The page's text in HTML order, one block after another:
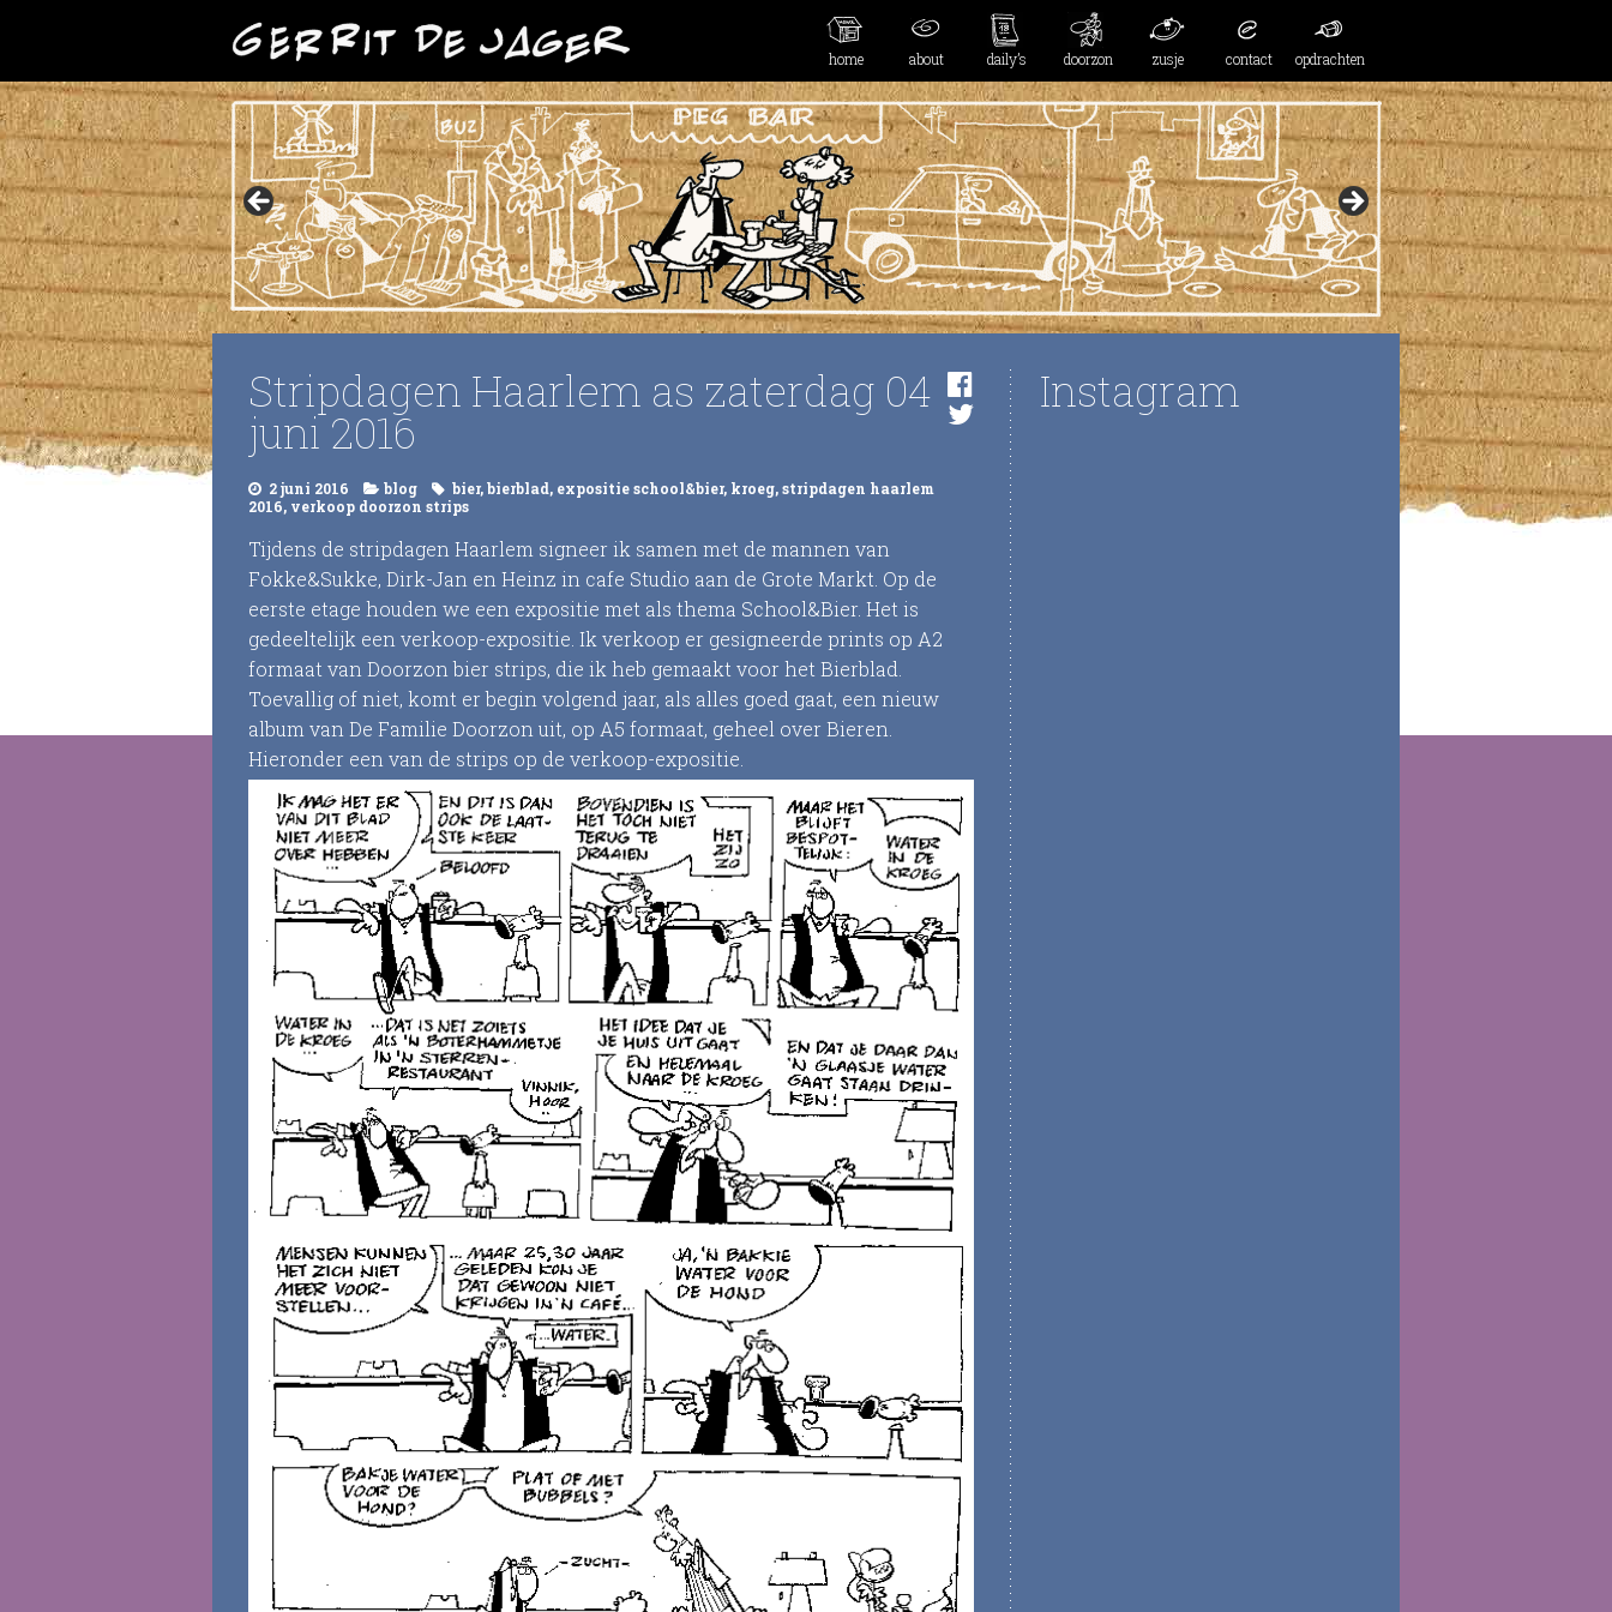
home about daily’s doorzon zusje contact opdrachten
Stripdagen Haarlem as zaterdag 04
juni 2016
2 juni 2016 blog bier,bierblad, expositie school&bier, kroeg,stripdagen haarlem
2016, verkoop doorzon strips
Tijdens de stripdagen Haarlem signeer ik samen met de mannen van
Fokke&Sukke, Dirk-Jan en Heinz in cafe Studio aan de Grote Markt. Op de
eerste etage houden we een expositie met als thema School&Bier. Het is
gedeeltelijk een verkoop-expositie. Ik verkoop er gesigneerde prints op A2
formaat van Doorzon bier strips, die ik heb gemaakt voor het Bierblad.
Toevallig of niet, komt er begin volgend jaar, als alles goed gaat, een nieuw
album van De Familie Doorzon uit, op A5 formaat, geheel over Bieren.
Hieronder een van de strips op de verkoop-expositie.
Instagram